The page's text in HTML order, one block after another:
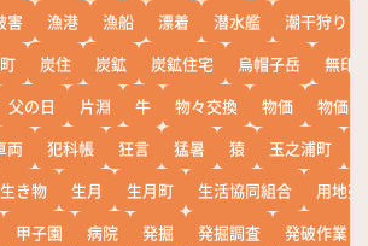
害 漁港 漁船 漂着 潜水艦
潮干狩り
炭住 炭鉱 炭鉱住宅 烏帽子岳
無印
父の日 片淵 牛 物々交換 物価
物価高
両 犯科帳 狂言 猛暑 猿 玉之浦町
生き物 生月 生月町 生活協同組合
用地売
甲子園 病院 発掘 発掘調査
発破作業